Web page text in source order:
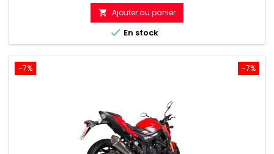
de
référence
 Ajouter au panier
 En stock
-7%
-7%